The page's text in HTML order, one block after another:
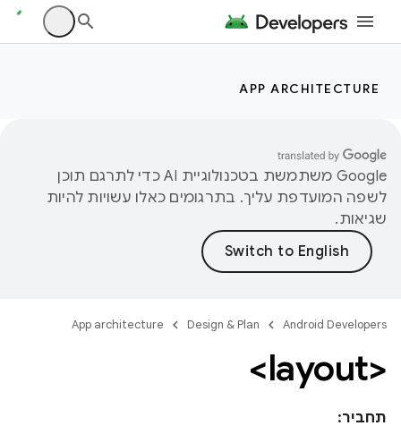
APP ARCHITECTURE
‫Google משתמשת בטכנולוגיית AI כדי לתרגם תוכן
לשפה המועדפת עליך. בתרגומים כאלו עשויות להיות
שגיאות.
Android Developers
Design & Plan
App architecture
<layout>
תחביר: